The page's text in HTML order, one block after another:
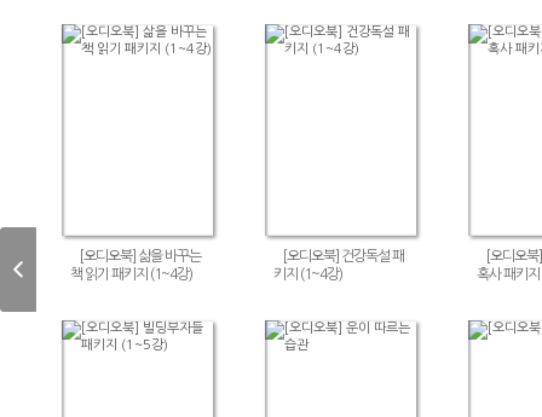
[오디오북] 삶을 바꾸는
책 읽기 패키지 (1~4강)
[오디오북] 건강독설 패
키지 (1~4강)
[오디오
혹사 패키